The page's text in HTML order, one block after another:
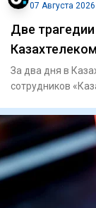
07 Августа
Две
За два дня в
сотрудников